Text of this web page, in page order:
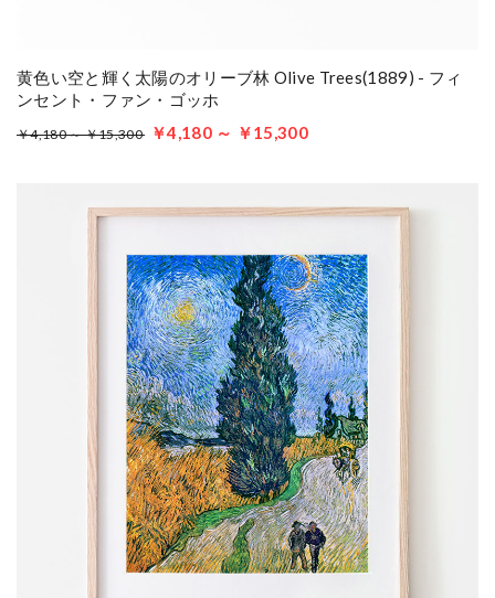
黄色い空と輝く太陽のオリーブ林 Olive Trees(1889) - フィ
ンセント・ファン・ゴッホ
￥4,180 ～ ￥15,300 ￥4,180 ～ ￥15,300